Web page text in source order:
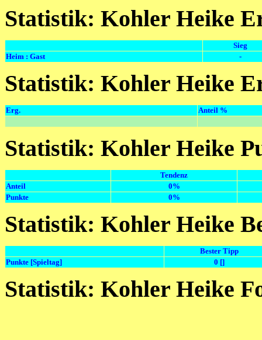
Statistik: Kohler Heike
Sieg
Heim : Gast
-
Statistik: Kohler Heike
Erg. Anteil %
Statistik: Kohler Heike
Tendenz
Anteil
0%
Punkte
0%
Statistik: Kohler Heike
Bester Tipp
Punkte [Spieltag]
0 []
Statistik: Kohler Heike